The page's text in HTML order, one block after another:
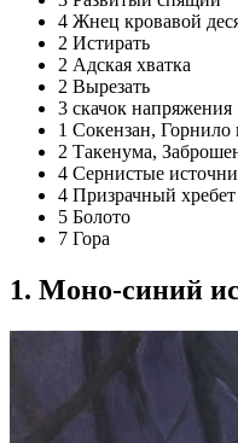
4 Жнец кровавой
2 Истирать
2 Адская хватка
2 Вырезать
3 скачок напряжения
1 Сокензан, Горнило
2 Такенума,
4 Сернистые
4 Призрачный хребет
5 Болото
7 Гора
1. Моно-синий